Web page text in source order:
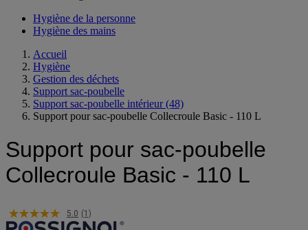
Hygiène de la personne
Accueil
Hygiène
Gestion des déchets
Support sac-poubelle
Support sac-poubelle intérieur (48)
Support pour sac-poubelle
Collecroule Basic - 110 L
5.0 (1)